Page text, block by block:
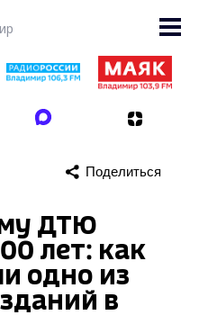
Поделиться
ДТЮ
лет: как
одно из
в